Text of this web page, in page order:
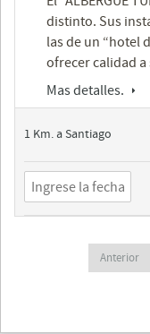
distinto. Sus
las de un “hotel
ofrecer calidad a
Mas detalles.
1 Km. a Santiago
Anterior